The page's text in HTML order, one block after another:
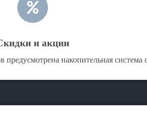
и акции
предусмотрена накопительная система